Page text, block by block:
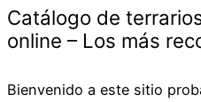
Catálogo de
online – Los más
Bienvenido a este sitio